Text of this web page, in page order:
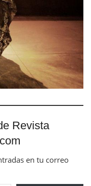
Revista
en tu correo